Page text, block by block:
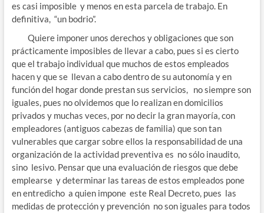
es casi imposible y menos en esta parcela de trabajo. En
definitiva, “un bodrio”.
Quiere imponer unos derechos y obligaciones que son
prácticamente imposibles de llevar a cabo, pues si es cierto
que el trabajo individual que muchos de estos empleados
hacen y que se llevan a cabo dentro de su autonomía y en
función del hogar donde prestan sus servicios, no siempre son
iguales, pues no olvidemos que lo realizan en domicilios
privados y muchas veces, por no decir la gran mayoría, con
empleadores (antiguos cabezas de familia) que son tan
vulnerables que cargar sobre ellos la responsabilidad de una
organización de la actividad preventiva es no sólo inaudito,
sino lesivo. Pensar que una evaluación de riesgos que debe
emplearse y determinar las tareas de estos empleados pone
en entredicho a quien impone este Real Decreto, pues las
medidas de protección y prevención no son iguales para todos